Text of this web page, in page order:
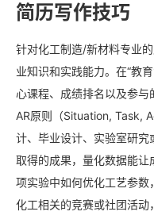
简历写作技巧
针对化工制造/新材料专业
业知识和实践能力。在“教
心课程、成绩排名以及参与
AR原则（Situation, Task,
计、毕业设计、实验室研
取得的成果，量化数据能
项实验中如何优化工艺参数
化工相关的竞赛或社团活动